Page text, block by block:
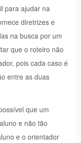
para ajudar na
diretrizes e
na busca por um
que o roteiro não
pois cada caso é
entre as duas
que um
e não tão
e o orientador